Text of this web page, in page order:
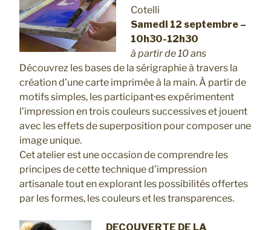
Cotelli
Samedi 12 septembre –
10h30-12h30
à partir de 10 ans
Découvrez les bases de la sérigraphie à travers la
création d’une carte imprimée à la main. À partir de
motifs simples, les participant·es expérimentent
l’impression en trois couleurs successives et jouent
avec les effets de superposition pour composer une
image unique.
Cet atelier est une occasion de comprendre les
principes de cette technique d’impression
artisanale tout en explorant les possibilités offertes
par les formes, les couleurs et les transparences.
DECOUVERTE DE LA